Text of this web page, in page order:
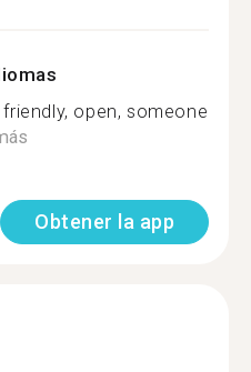
open, someone
Obtener la app